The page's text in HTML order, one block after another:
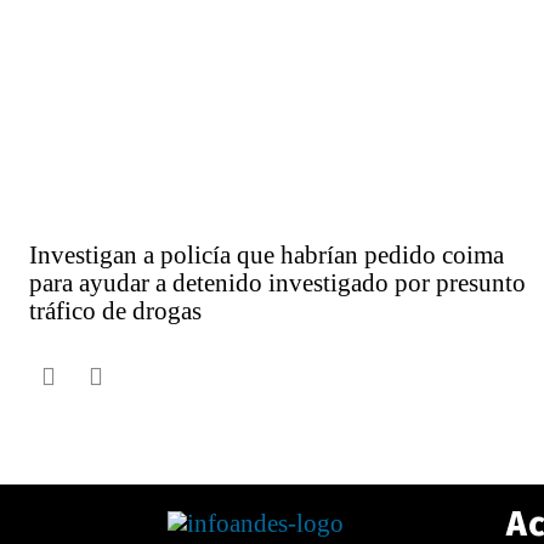
Investigan a policía que habrían pedido coima
para ayudar a detenido investigado por presunto
tráfico de drogas